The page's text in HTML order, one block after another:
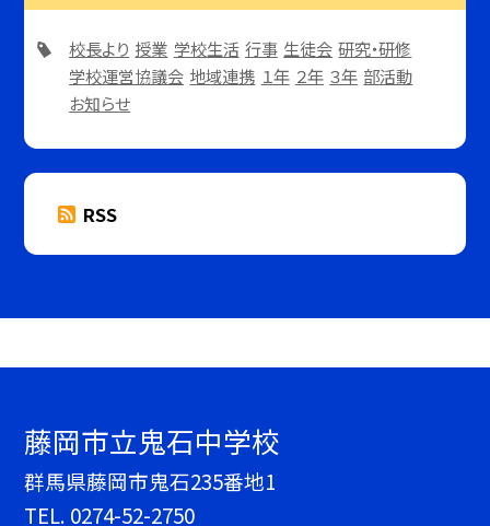
校長より 授業 学校生活 行事 生徒会 研究・研修
学校運営協議会 地域連携 １年 ２年 ３年 部活動
お知らせ
RSS
藤岡市立鬼石中学校
群馬県藤岡市鬼石235番地1
TEL. 0274-52-2750